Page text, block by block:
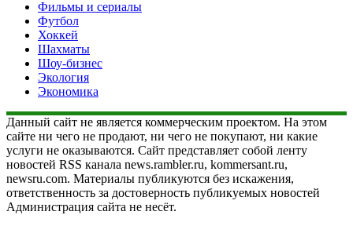
Фильмы и сериалы
Футбол
Хоккей
Шахматы
Шоу-бизнес
Экология
Экономика
Данный сайт не является коммерческим проектом. На этом
сайте ни чего не продают, ни чего не покупают, ни какие
услуги не оказываются. Сайт представляет собой ленту
новостей RSS канала news.rambler.ru, kommersant.ru,
newsru.com. Материалы публикуются без искажения,
ответственность за достоверность публикуемых новостей
Администрация сайта не несёт.